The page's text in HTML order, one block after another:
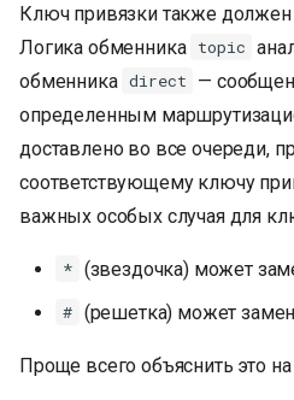
Ключ привязки также
Логика обменника topic
обменника direct
—
определенным
доставлено во все очереди,
соответствующему ключу
важных особых случая для
* (звездочка) может
# (решетка) может
Проще всего объяснить это